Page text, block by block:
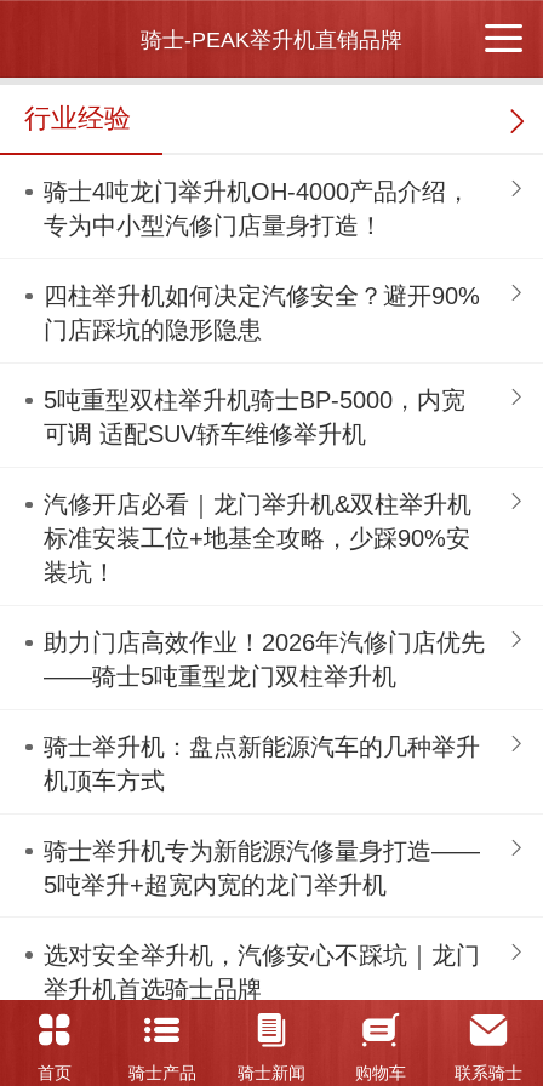
骑士-PEAK举升机直销品牌
行业经验
骑士4吨龙门举升机OH-4000产品介绍，
专为中小型汽修门店量身打造！
四柱举升机如何决定汽修安全？避开90%
门店踩坑的隐形隐患
5吨重型双柱举升机骑士BP-5000，内宽
可调 适配SUV轿车维修举升机
汽修开店必看｜龙门举升机&双柱举升机
标准安装工位+地基全攻略，少踩90%安
装坑！
助力门店高效作业！2026年汽修门店优先
——骑士5吨重型龙门双柱举升机
骑士举升机：盘点新能源汽车的几种举升
机顶车方式
骑士举升机专为新能源汽修量身打造——
5吨举升+超宽内宽的龙门举升机
选对安全举升机，汽修安心不踩坑｜龙门
举升机首选骑士品牌
小剪举升机地藏安装：地基施工步骤及安
首页 骑士产品 骑士新闻 购物车 联系骑士